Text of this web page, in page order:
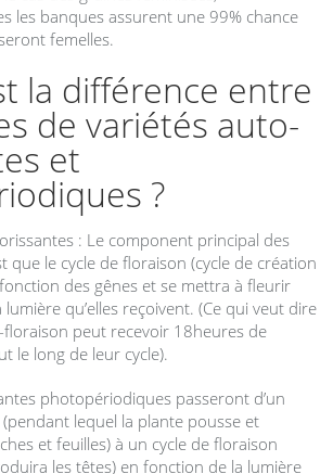
les banques assurent une 99% chance
femelles.
la différence entre
de variétés auto-
et
?
: Le component principal des
que le cycle de floraison (cycle de création
des gênes et se mettra à fleurir
qu’elles reçoivent. (Ce qui veut dire
floraison peut recevoir 18heures de
le long de leur cycle).
photopériodiques passeront d’un
lequel la plante pousse et
et feuilles) à un cycle de floraison
les têtes) en fonction de la lumière